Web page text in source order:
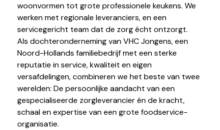
woonvormen tot grote professionele keukens. We
werken met regionale leveranciers, en een
servicegericht team dat de zorg écht ontzorgt.
Als dochteronderneming van VHC Jongens, een
Noord-Hollands familiebedrijf met een sterke
reputatie in service, kwaliteit en eigen
versafdelingen, combineren we het beste van twee
werelden: De persoonlijke aandacht van een
gespecialiseerde zorgleverancier én de kracht,
schaal en expertise van een grote foodservice-
organisatie.